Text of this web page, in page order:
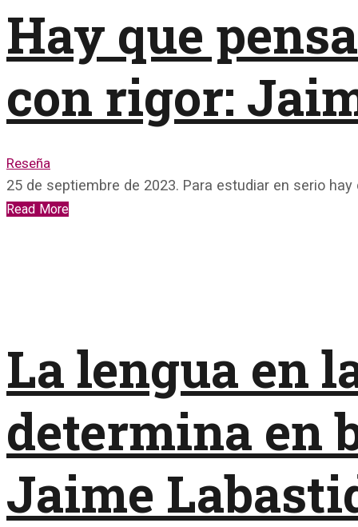
Hay que
con rigor:
Reseña
25 de septiembre de 2023. Para estudiar en serio hay
Read More
La lengua en
determina en
Jaime